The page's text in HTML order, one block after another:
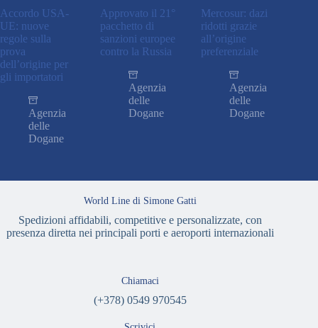
Accordo USA-
UE: nuove
regole sulla
prova
dell’origine per
gli importatori
Agenzia
delle
Dogane
Approvato il 21°
pacchetto di
sanzioni europee
contro la Russia
Agenzia
delle
Dogane
Mercosur: dazi
ridotti grazie
all’origine
preferenziale
Agenzia
delle
Dogane
World Line di Simone Gatti
Spedizioni affidabili, competitive e personalizzate, con
presenza diretta nei principali porti e aeroporti internazionali
Chiamaci
(+378) 0549 970545